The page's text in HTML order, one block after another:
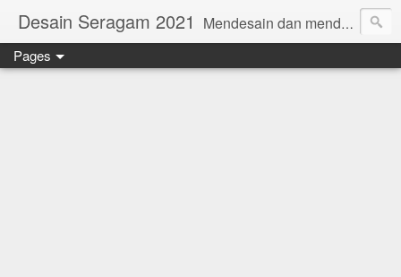
Desain Seragam 2021 Mendesain dan mendesain ulang SERAGAM KERJA 2018 www.rumahjahit.com
Pages